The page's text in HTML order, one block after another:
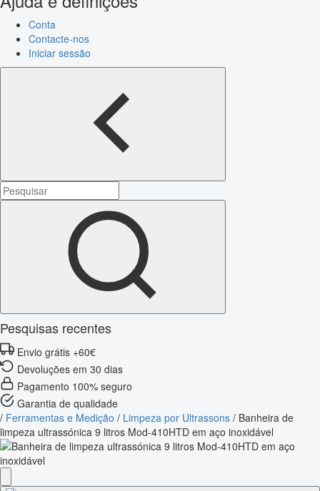
Conta
Contacte-nos
Iniciar sessão
Pesquisas recentes
Envio grátis +60€
Devoluções em 30 dias
Pagamento 100% seguro
Garantia de qualidade
/ Ferramentas e Medição / Limpeza por Ultrassons / Banheira de
limpeza ultrassónica 9 litros Mod-410HTD em aço inoxidável